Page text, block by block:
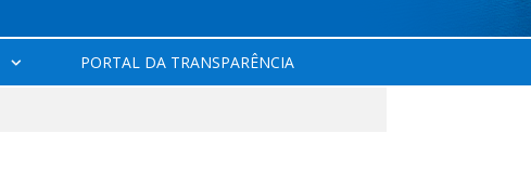
PORTAL DA TRANSPARÊNCIA